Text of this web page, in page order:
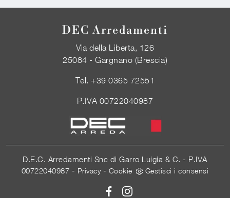
DEC Arredamenti
Via della Liberta, 126
25084 - Gargnano (Brescia)
Tel.+39 0365 72551
P.IVA 00722040987
D.E.C. Arredamenti Snc di Garro Luigia & C. - P.IVA
00722040987 - Privacy- Cookie Gestisci i consensi